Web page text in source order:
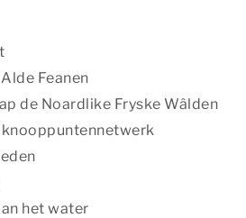
Feanen
de Noardlike Fryske Wâlden
het water